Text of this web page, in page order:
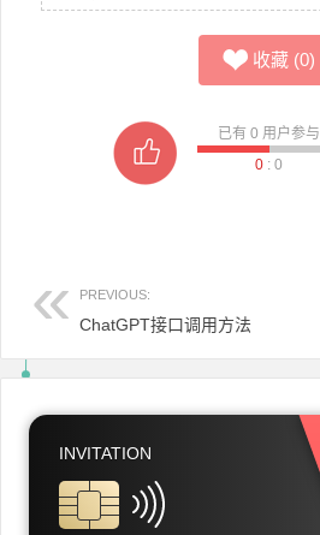
收藏 (0)
已有0 用户参与
0 :0
PREVIOUS:
ChatGPT接口调用方法
文章导航
INVITATION